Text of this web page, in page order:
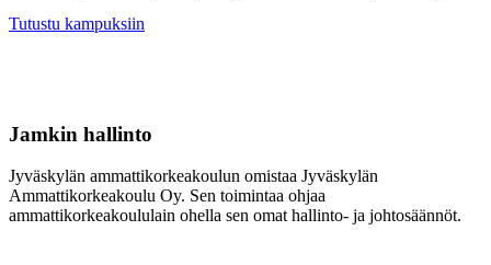
Tutustu kampuksiin
Jamkin hallinto
Jyväskylän ammattikorkeakoulun omistaa Jyväskylän
Ammattikorkeakoulu Oy. Sen toimintaa ohjaa
ammattikorkeakoululain ohella sen omat hallinto- ja johtosäännöt.